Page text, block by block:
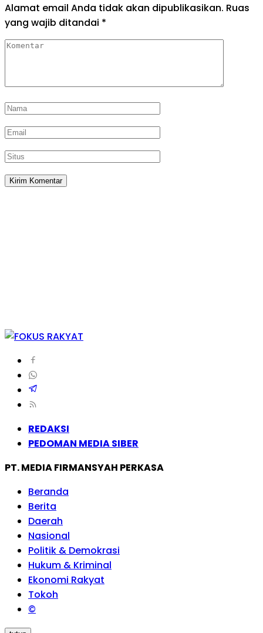
Alamat email Anda tidak akan dipublikasikan. Ruas
yang wajib ditandai *
REDAKSI
PEDOMAN MEDIA SIBER
PT. MEDIA FIRMANSYAH PERKASA
Beranda
Berita
Daerah
Nasional
Politik & Demokrasi
Hukum & Kriminal
Ekonomi Rakyat
Tokoh
©